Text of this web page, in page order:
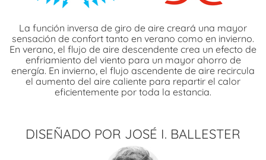
La función inversa de giro de aire creará una mayor
sensación de confort tanto en verano como en invierno.
En verano, el flujo de aire descendente crea un efecto de
enfriamiento del viento para un mayor ahorro de
energía. En invierno, el flujo ascendente de aire recircula
el aumento del aire caliente para repartir el calor
eficientemente por toda la estancia.
DISEÑADO POR JOSÉ I. BALLESTER